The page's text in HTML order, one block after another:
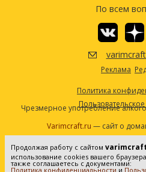
По всем
Реклама
Политика
Чрезмерное употребление
Varimcraft.ru — сайт о
Сетевое издание
Федеральной службе по надзору в
Продолжая работу с сайтом
использование cookies вашего
также соглашаетесь с документами:
Политика конфиденциальности и